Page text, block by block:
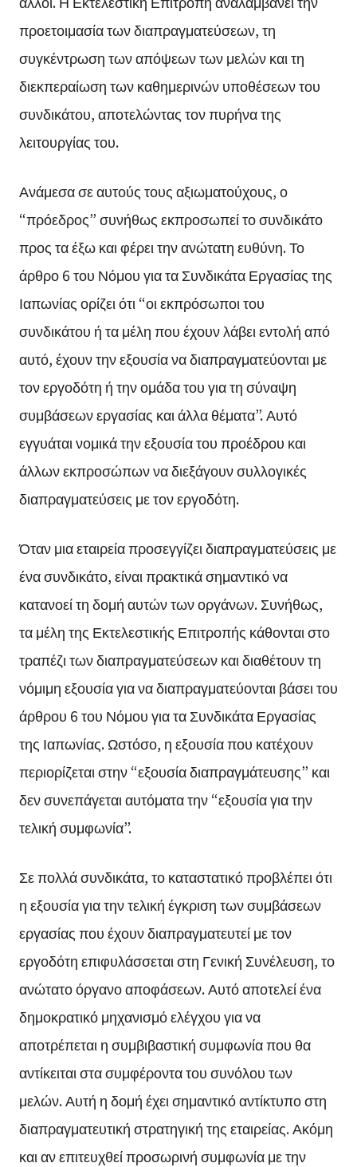
προετοιμασία των διαπραγματεύσεων, τη
συγκέντρωση των απόψεων των μελών και τη
διεκπεραίωση των καθημερινών υποθέσεων του
συνδικάτου, αποτελώντας τον πυρήνα της
λειτουργίας του.
Ανάμεσα σε αυτούς τους αξιωματούχους, ο
“πρόεδρος” συνήθως εκπροσωπεί το συνδικάτο
προς τα έξω και φέρει την ανώτατη ευθύνη. Το
άρθρο 6 του Νόμου για τα Συνδικάτα Εργασίας της
Ιαπωνίας ορίζει ότι “οι εκπρόσωποι του
συνδικάτου ή τα μέλη που έχουν λάβει εντολή από
αυτό, έχουν την εξουσία να διαπραγματεύονται με
τον εργοδότη ή την ομάδα του για τη σύναψη
συμβάσεων εργασίας και άλλα θέματα”. Αυτό
εγγυάται νομικά την εξουσία του προέδρου και
άλλων εκπροσώπων να διεξάγουν συλλογικές
διαπραγματεύσεις με τον εργοδότη.
Όταν μια εταιρεία προσεγγίζει διαπραγματεύσεις με
ένα συνδικάτο, είναι πρακτικά σημαντικό να
κατανοεί τη δομή αυτών των οργάνων. Συνήθως,
τα μέλη της Εκτελεστικής Επιτροπής κάθονται στο
τραπέζι των διαπραγματεύσεων και διαθέτουν τη
νόμιμη εξουσία για να διαπραγματεύονται βάσει του
άρθρου 6 του Νόμου για τα Συνδικάτα Εργασίας
της Ιαπωνίας. Ωστόσο, η εξουσία που κατέχουν
περιορίζεται στην “εξουσία διαπραγμάτευσης” και
δεν συνεπάγεται αυτόματα την “εξουσία για την
τελική συμφωνία”.
Σε πολλά συνδικάτα, το καταστατικό προβλέπει ότι
η εξουσία για την τελική έγκριση των συμβάσεων
εργασίας που έχουν διαπραγματευτεί με τον
εργοδότη επιφυλάσσεται στη Γενική Συνέλευση, το
ανώτατο όργανο αποφάσεων. Αυτό αποτελεί ένα
δημοκρατικό μηχανισμό ελέγχου για να
αποτρέπεται η συμβιβαστική συμφωνία που θα
αντίκειται στα συμφέροντα του συνόλου των
μελών. Αυτή η δομή έχει σημαντικό αντίκτυπο στη
διαπραγματευτική στρατηγική της εταιρείας. Ακόμη
και αν επιτευχθεί προσωρινή συμφωνία με την